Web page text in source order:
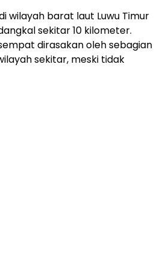
wilayah barat laut Luwu Timur
sekitar 10 kilometer.
dirasakan oleh sebagian
sekitar, meski tidak